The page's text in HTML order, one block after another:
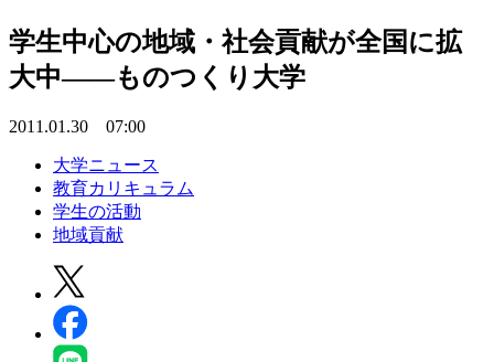
学生中心の地域・社会貢献が全国に拡
大中――ものつくり大学
2011.01.30 07:00
大学ニュース
教育カリキュラム
学生の活動
地域貢献